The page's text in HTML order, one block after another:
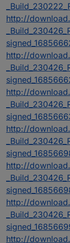
http://
http://
http://
http://
http://
http://
http://